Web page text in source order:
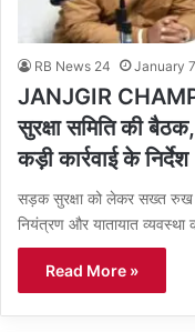
RB News 24 January
JANJGIR
सुरक्षा समिति की
कड़ी कार्रवाई के निर्देश
सड़क सुरक्षा को लेकर सख्त रुख
नियंत्रण और यातायात व्यवस्था
Read More »